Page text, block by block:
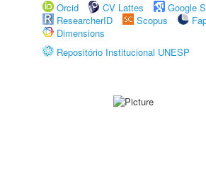
Orcid
CV Lattes
Google
ResearcherID
Scopus
Dimensions
Repositório Institucional UNESP